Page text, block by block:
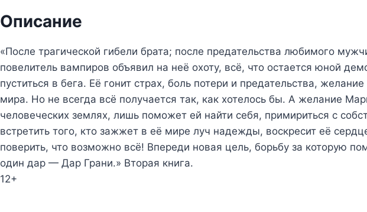
Описание
«После трагической гибели брата; после предательства любимого
повелитель вампиров объявил на неё охоту, всё, что остается юной
пуститься в бега. Её гонит страх, боль потери и предательства, желание
мира. Но не всегда всё получается так, как хотелось бы. А желание
человеческих землях, лишь поможет ей найти себя, примириться с
встретить того, кто зажжет в её мире луч надежды, воскресит её
поверить, что возможно всё! Впереди новая цель, борьбу за которую
один дар — Дар Грани.» Вторая книга.
12+